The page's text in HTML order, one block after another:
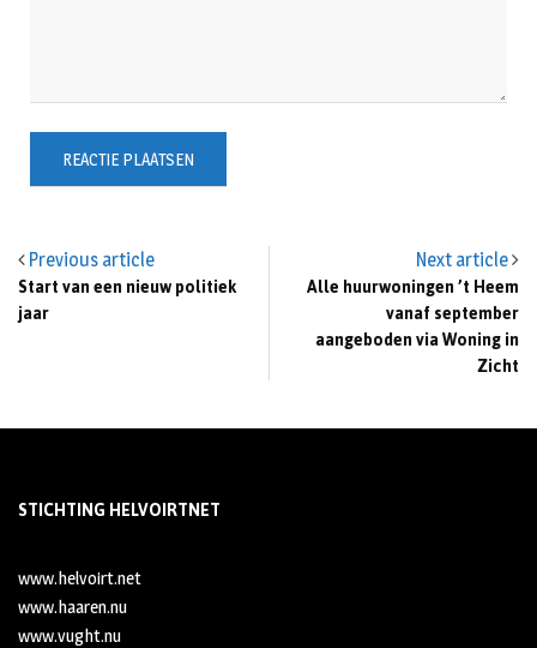
Previous article
Start van een nieuw politiek
jaar
Next article
Alle huurwoningen ’t Heem
vanaf september
aangeboden via Woning in
Zicht
STICHTING HELVOIRTNET
www.helvoirt.net
www.haaren.nu
www.vught.nu